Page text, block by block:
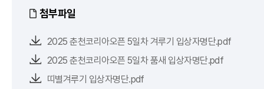
첨부파일
2025 춘천코리아오픈 5일차 겨루기 입상자명단.pdf
2025 춘천코리아오픈 5일차 품새 입상자명단.pdf
띠별겨루기 입상자명단.pdf